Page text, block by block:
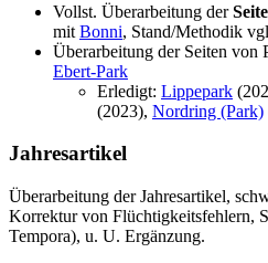
Vollst. Überarbeitung der
mit Bonni, Stand/Methodik
Überarbeitung der Seiten von
Ebert-Park
Erledigt: Lippepark
(2023), Nordring (Park)
Jahresartikel
Überarbeitung der Jahresartikel,
Korrektur von Flüchtigkeitsfehlern,
Tempora), u. U. Ergänzung.